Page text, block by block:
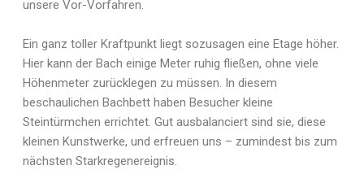
unsere Vor-Vorfahren.
Ein ganz toller Kraftpunkt liegt sozusagen eine Etage höher.
Hier kann der Bach einige Meter ruhig fließen, ohne viele
Höhenmeter zurücklegen zu müssen. In diesem
beschaulichen Bachbett haben Besucher kleine
Steintürmchen errichtet. Gut ausbalanciert sind sie, diese
kleinen Kunstwerke, und erfreuen uns – zumindest bis zum
nächsten Starkregenereignis.